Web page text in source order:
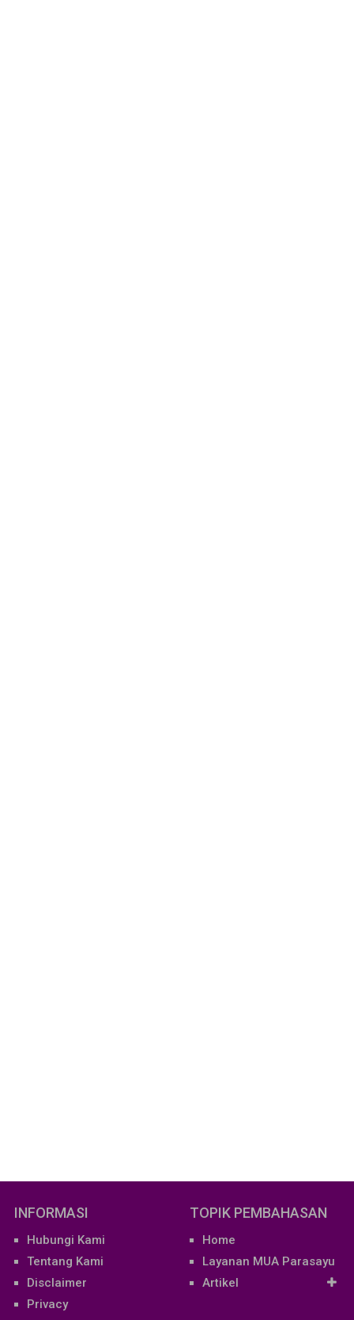
INFORMASI
Hubungi Kami
Tentang Kami
Disclaimer
Privacy
TOPIK PEMBAHASAN
Home
Layanan MUA Parasayu
Artikel